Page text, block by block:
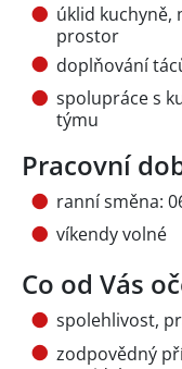
úklid kuchyně,
prostor
doplňování
spolupráce s
týmu
Pracovní
ranní směna:
víkendy volné
Co od Vás
spolehlivost,
zodpovědný